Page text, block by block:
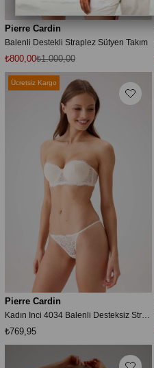
Pierre Cardin
Balenli Destekli Straplez Sütyen Takım
₺800,00₺1.000,00
Pierre Cardin
Kadın Inci 4034 Balenli Desteksiz Straplez Sütyen Takım
₺769,95
Ücretsiz Kargo